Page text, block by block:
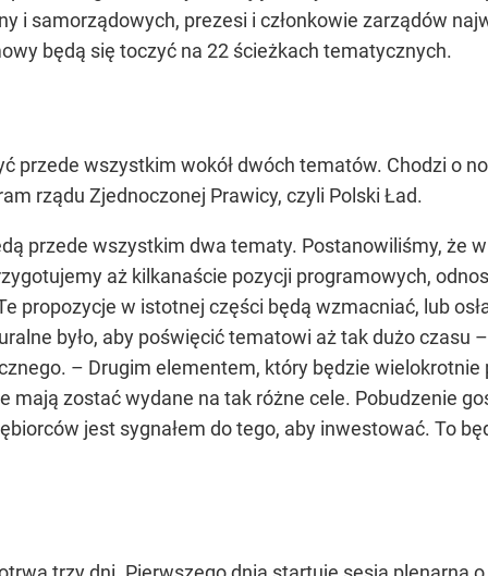
i samorządowych, prezesi i członkowie zarządów
będą się toczyć na 22 ścieżkach tematycznych.
przede wszystkim wokół dwóch tematów. Chodzi o
rządu Zjednoczonej Prawicy, czyli Polski Ład.
przede wszystkim dwa tematy. Postanowiliśmy, że
aż kilkanaście pozycji programowych,
propozycje w istotnej części będą wzmacniać, lub
było, aby poświęcić tematowi aż tak dużo czasu –
– Drugim elementem, który będzie
mają zostać wydane na tak różne cele. Pobudzenie
jest sygnałem do tego, aby inwestować. To